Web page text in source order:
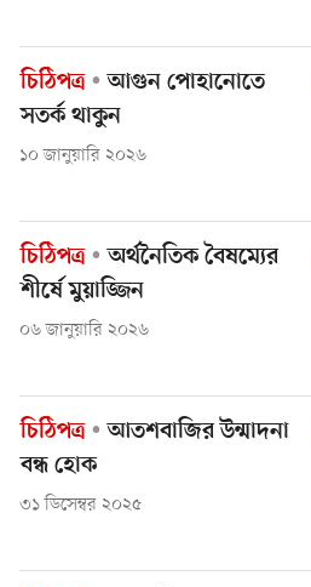
চিঠিপত্র
আগুন পোহানোতে
সতর্ক থাকুন
১০ জানুয়ারি ২০২৬
চিঠিপত্র
অর্থনৈতিক বৈষম্যের
শীর্ষে মুয়াজ্জিন
০৬ জানুয়ারি ২০২৬
চিঠিপত্র
আতশবাজির উন্মাদনা
বন্ধ হোক
৩১ ডিসেম্বর ২০২৫